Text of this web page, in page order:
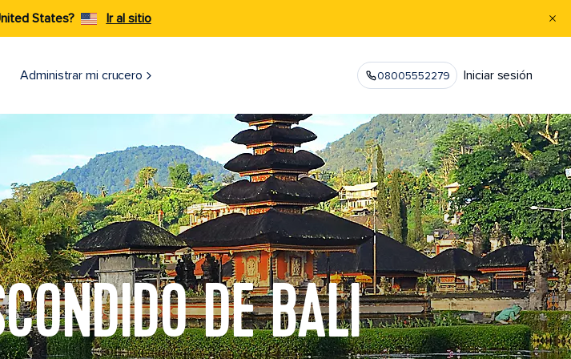
States? Ir al sitio
Administrar mi crucero 08005552279 Iniciar sesión
DE BALI